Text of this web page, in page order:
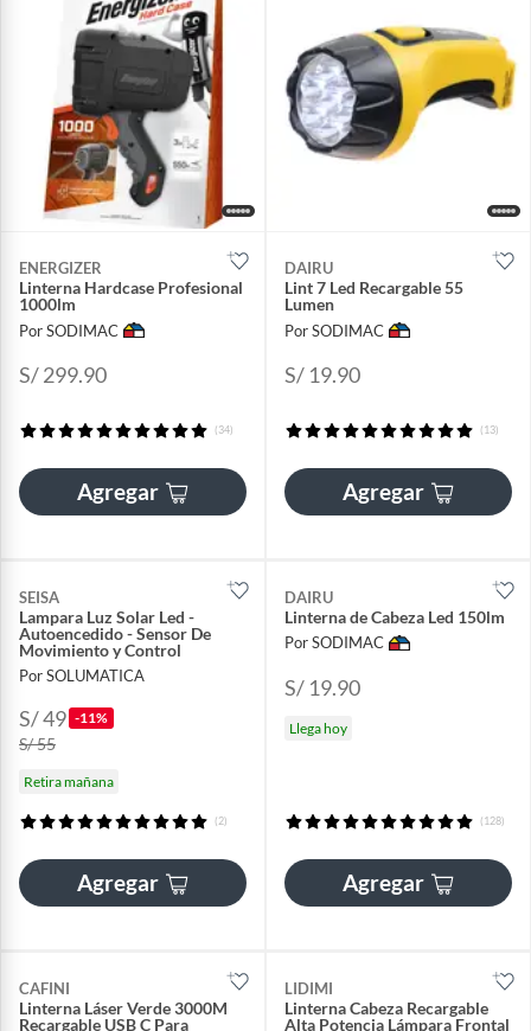
ENERGIZER
Linterna Hardcase Profesional
1000lm
Por SODIMAC
S/ 299.90
(34)
Agregar
DAIRU
Lint 7 Led Recargable 55
Lumen
Por SODIMAC
S/ 19.90
(13)
Agregar
SEISA
Lampara Luz Solar Led -
Autoencedido - Sensor De
Movimiento y Control
Por SOLUMATICA
S/ 49 -11%
S/ 55
Retira mañana
(2)
Agregar
DAIRU
Linterna de Cabeza Led 150lm
Por SODIMAC
S/ 19.90
Llega hoy
(128)
Agregar
CAFINI
Linterna Láser Verde 3000M
Recargable USB C Para
LIDIMI
Linterna Cabeza Recargable
Alta Potencia Lámpara Frontal